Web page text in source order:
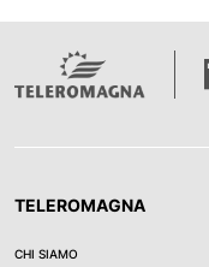
TELEROMAGNA
CHI SIAMO